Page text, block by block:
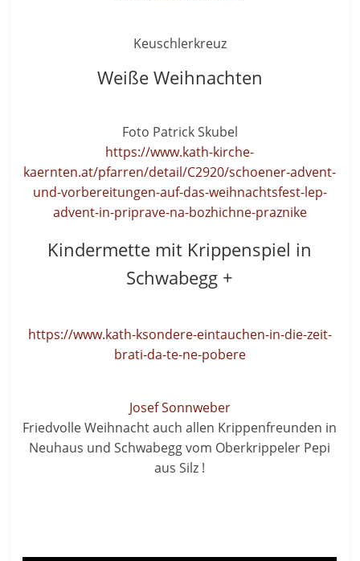
Keuschlerkreuz
Weiße Weihnachten
Foto Patrick Skubel
https://www.kath-kirche-
kaernten.at/pfarren/detail/C2920/schoener-advent-
und-vorbereitungen-auf-das-weihnachtsfest-lep-
advent-in-priprave-na-bozhichne-praznike
Kindermette mit Krippenspiel in
Schwabegg +
https://www.kath-ksondere-eintauchen-in-die-zeit-
brati-da-te-ne-pobere
Josef Sonnweber
Friedvolle Weihnacht auch allen Krippenfreunden in
Neuhaus und Schwabegg vom Oberkrippeler Pepi
aus Silz !